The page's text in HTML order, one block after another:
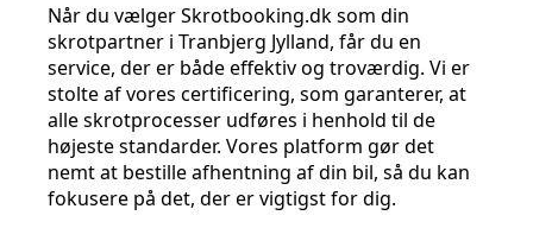
Når du vælger Skrotbooking.dk som din
skrotpartner i Tranbjerg Jylland, får du en
service, der er både effektiv og troværdig. Vi er
stolte af vores certificering, som garanterer, at
alle skrotprocesser udføres i henhold til de
højeste standarder. Vores platform gør det
nemt at bestille afhentning af din bil, så du kan
fokusere på det, der er vigtigst for dig.